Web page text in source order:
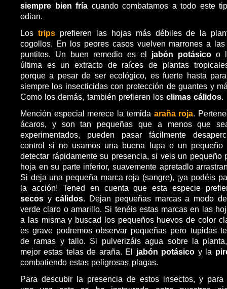
siempre bien fría cuando combatamos a todo este
odian.
Los trips prefieren las hojas más débiles de la
cogollos. En los peores casos vuelven marrones a
puntitos. Un buen remedio es el jabón potásico o
última es un extracto de raíces de plantas
porque a pesar de ser ecológico, es fuerte hasta
siempre los insecticidas con protección de guantes y
Como los demás, también prefieren losclimas cálidos.
Mención especial merece la temida araña roja.
ácaros, y son tan pequeñas que a menos que
experimentados, pueden pasar fácilmente
control si no usamos una buena lupa o un pequeño
detectar rápidamente su presencia, si veis un pequeño
hoja en su parte inferior, suavemente apretadlo
Si deja una pequeña marca roja (sangre), ¡ya podéis
la acción! Tened en cuenta que esta especie
secos ycálidos. Dejan pequeñas marcas a modo
verde claro o amarillo. Si tenéis estas marcas en las
a las misma y buscad los pequeños huevos de color
es grave podremos observar pequeñas pero tupidas
de ramas y tallo. Si pulverizáis agua sobre la
mejor estas telas de araña. El jabón potásico y la
combatiendo estas peligrosas plagas.
Para descubir la presencia de estos insectos, y